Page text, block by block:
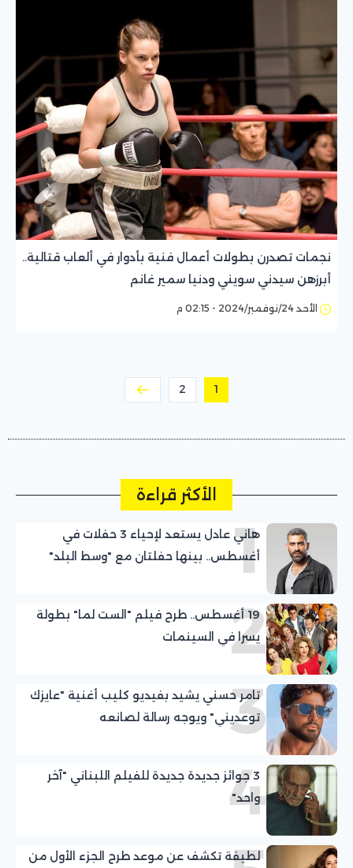
نجمات تصدرن بطولات أعمال فنية بأدوار في ألعاب قتالية..
أبرزهن سيدني سويني ودنيا سمير غانم
الأحد 24/نوفمبر/2024 - 02:15 م
1
2
الأكثر قراءة
1
هاني عادل يستعد لإحياء 3 حفلات في
أغسطس.. بينها حفلتان مع "وسط البلد"
219 أغسطس.. طرح فيلم "الست لما" بطولة
يسرا في السينمات
3
تامر حسني يشيد بفيديو كليب أغنية "عايزك
توعديني" ويوجه رسالة لصانعه
4
3 جوائز جديدة جديدة للفيلم اللبناني "آخر
واحد"
لطيفة تكشف عن موعد طرح الجزء الأول من